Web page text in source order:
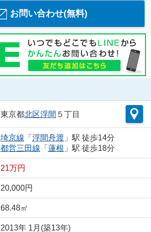
お問い合わせ(無料)
東京都北区浮間 ５丁目
埼京線 「 浮間舟渡」駅 徒歩14分
都営三田線 「 蓮根 」駅 徒歩18分
21万円
20,000円
68.48㎡
2013年 1月(築13年)